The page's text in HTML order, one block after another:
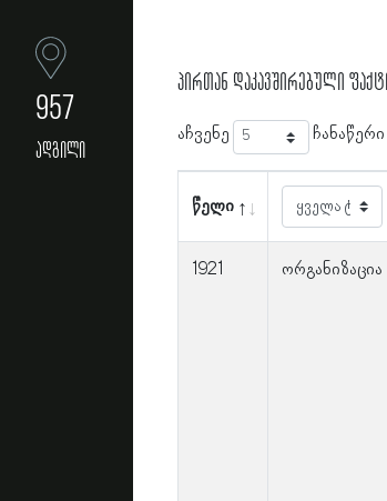
957
ადგილი
პირთან დაკავშირებული
აჩვენე ჩანაწერი
წელი
1921 ორგანიზაცია